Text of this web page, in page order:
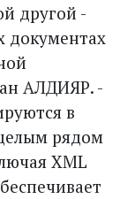
другой -
документах
АЛДИЯР. -
в
рядом
XML